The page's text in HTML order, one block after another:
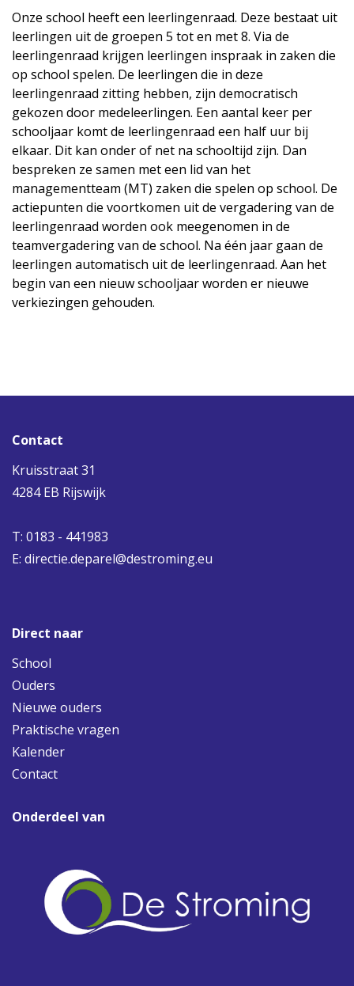
Onze school heeft een leerlingenraad. Deze bestaat uit
leerlingen uit de groepen 5 tot en met 8. Via de
leerlingenraad krijgen leerlingen inspraak in zaken die
op school spelen. De leerlingen die in deze
leerlingenraad zitting hebben, zijn democratisch
gekozen door medeleerlingen. Een aantal keer per
schooljaar komt de leerlingenraad een half uur bij
elkaar. Dit kan onder of net na schooltijd zijn. Dan
bespreken ze samen met een lid van het
managementteam (MT) zaken die spelen op school. De
actiepunten die voortkomen uit de vergadering van de
leerlingenraad worden ook meegenomen in de
teamvergadering van de school. Na één jaar gaan de
leerlingen automatisch uit de leerlingenraad. Aan het
begin van een nieuw schooljaar worden er nieuwe
verkiezingen gehouden.
Contact
Kruisstraat 31
4284 EB Rijswijk
T: 0183 - 441983
E: directie.deparel@destroming.eu
Direct naar
School
Ouders
Nieuwe ouders
Praktische vragen
Kalender
Contact
Onderdeel van